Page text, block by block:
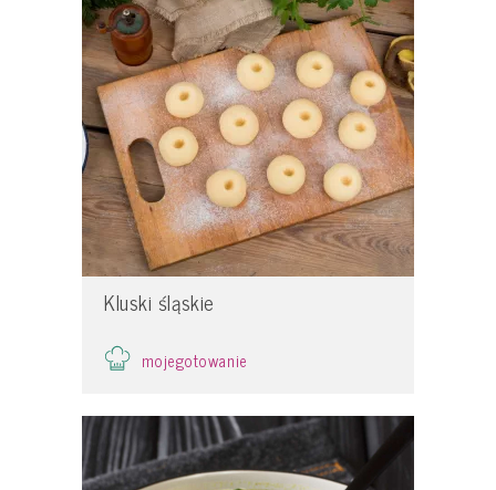
Kluski śląskie
mojegotowanie